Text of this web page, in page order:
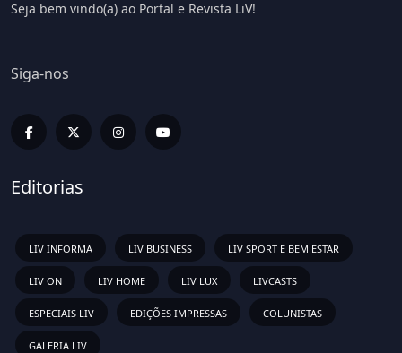
Seja bem vindo(a) ao Portal e Revista LiV!
Siga-nos
Editorias
LIV INFORMA LIV BUSINESS LIV SPORT E BEM ESTAR
LIV ON LIV HOME LIV LUX LIVCASTS
ESPECIAIS LIV EDIÇÕES IMPRESSAS COLUNISTAS
GALERIA LIV